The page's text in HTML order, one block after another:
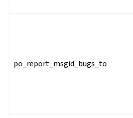
po_report_msgid_bugs_to